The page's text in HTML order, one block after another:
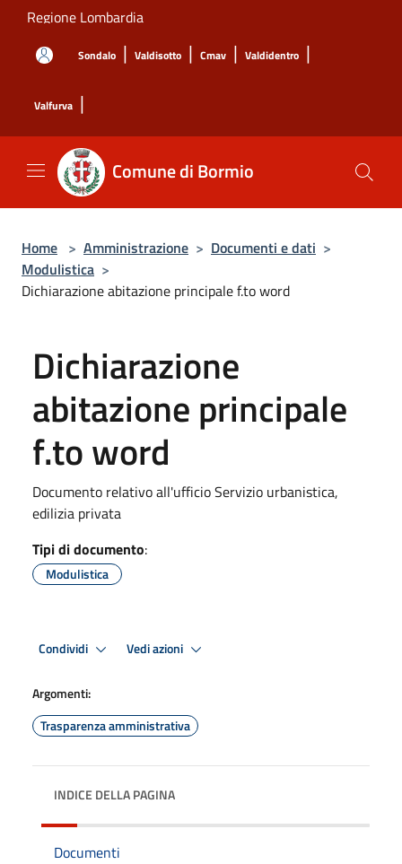
Salta al contenuto principale
Regione Lombardia
Sondalo | Valdisotto | Cmav | Valdidentro |
Valfurva |
Comune di Bormio
Home > Amministrazione > Documenti e dati >
Modulistica >
Dichiarazione abitazione principale f.to word
Dichiarazione
abitazione principale
f.to word
Documento relativo all'ufficio Servizio urbanistica,
edilizia privata
Tipi di documento:
Modulistica
Condividi Vedi azioni
Argomenti:
Trasparenza amministrativa
INDICE DELLA PAGINA
Documenti